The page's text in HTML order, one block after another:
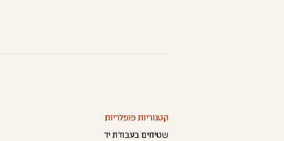
קטגוריות פופלריות
שטיחים בעבודת יד